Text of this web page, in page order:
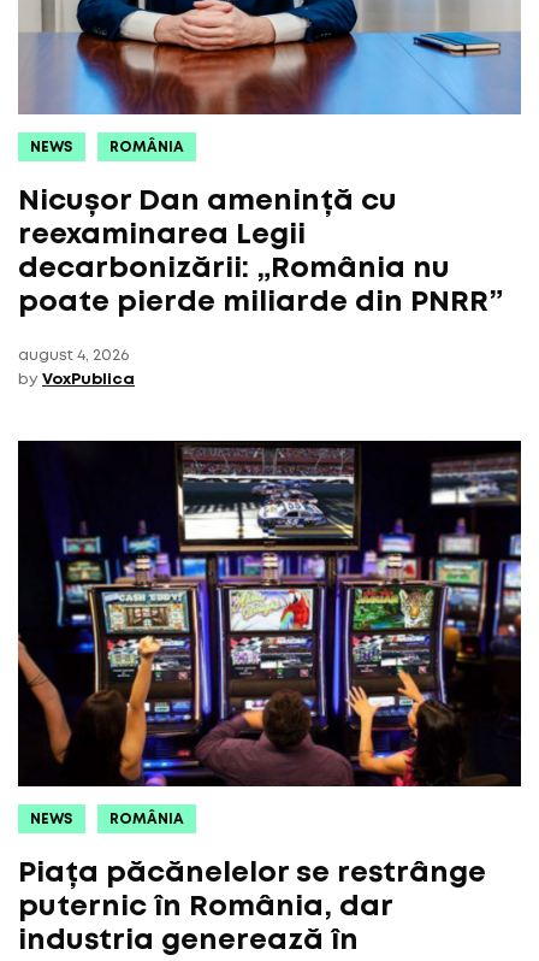
NEWS ROMÂNIA
Nicușor Dan amenință cu
reexaminarea Legii
decarbonizării: „România nu
poate pierde miliarde din PNRR”
august 4, 2026
by VoxPublica
NEWS ROMÂNIA
Piața păcănelelor se restrânge
puternic în România, dar
industria generează în